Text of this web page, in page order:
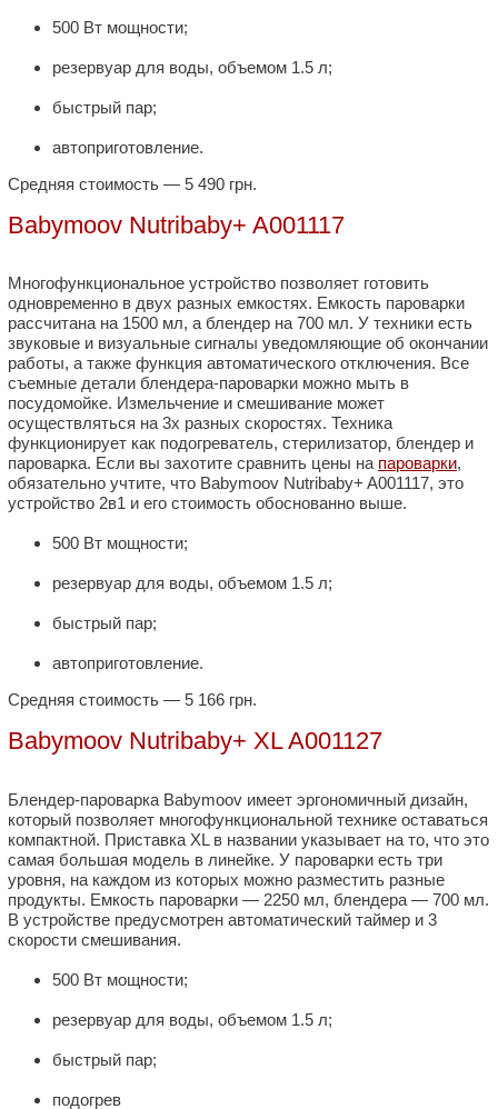
500 Вт мощности;
резервуар для воды, объемом 1.5 л;
быстрый пар;
автоприготовление.
Средняя стоимость — 5 490 грн.
Babymoov Nutribaby+ A001117
Многофункциональное устройство позволяет готовить
одновременно в двух разных емкостях. Емкость пароварки
рассчитана на 1500 мл, а блендер на 700 мл. У техники есть
звуковые и визуальные сигналы уведомляющие об окончании
работы, а также функция автоматического отключения. Все
съемные детали блендера-пароварки можно мыть в
посудомойке. Измельчение и смешивание может
осуществляться на 3х разных скоростях. Техника
функционирует как подогреватель, стерилизатор, блендер и
пароварка. Если вы захотите сравнить цены на пароварки,
обязательно учтите, что Babymoov Nutribaby+ A001117, это
устройство 2в1 и его стоимость обоснованно выше.
500 Вт мощности;
резервуар для воды, объемом 1.5 л;
быстрый пар;
автоприготовление.
Средняя стоимость — 5 166 грн.
Babymoov Nutribaby+ XL A001127
Блендер-пароварка Babymoov имеет эргономичный дизайн,
который позволяет многофункциональной технике оставаться
компактной. Приставка XL в названии указывает на то, что это
самая большая модель в линейке. У пароварки есть три
уровня, на каждом из которых можно разместить разные
продукты. Емкость пароварки — 2250 мл, блендера — 700 мл.
В устройстве предусмотрен автоматический таймер и 3
скорости смешивания.
500 Вт мощности;
резервуар для воды, объемом 1.5 л;
быстрый пар;
подогрев